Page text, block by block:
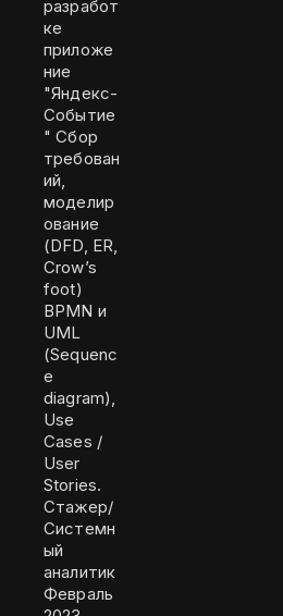
разработ
ке
приложе
ние
"Яндекс-
Событие
" Сбор
требован
ий,
моделир
ование
(DFD, ER,
Crow’s
foot)
BPMN и
UML
(Sequenc
e
diagram),
Use
Cases /
User
Stories.
Стажер/
Системн
ый
аналитик
Февраль